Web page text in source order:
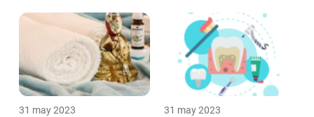
31 may 2023 31 may 2023